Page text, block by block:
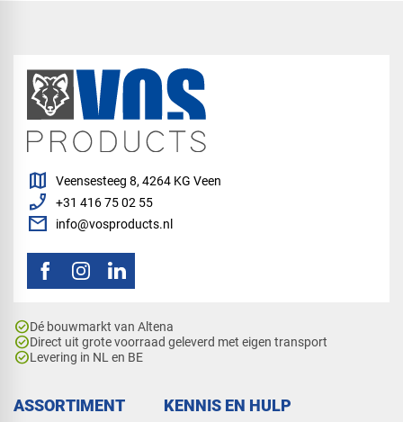
ASSORTIMENT KENNIS EN HULP
map Veensesteeg 8, 4264 KG Veen
phone_enabled +31 416 75 02 55
mail info@vosproducts.nl
check_circleDé bouwmarkt van Altena
check_circleDirect uit grote voorraad geleverd met eigen transport
check_circleLevering in NL en BE